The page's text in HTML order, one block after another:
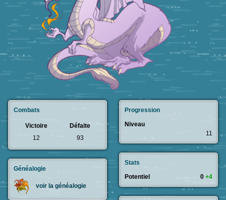
Combats
Victoire
Défaite
12
93
Généalogie
voir la généalogie
Progression
Niveau
11
Stats
Potentiel
0 +4